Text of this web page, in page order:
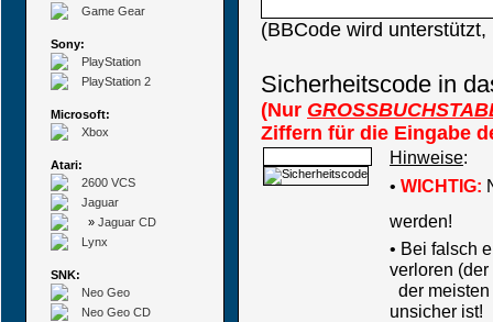
Game Gear
Sony:
PlayStation
PlayStation 2
Microsoft:
Xbox
Atari:
2600 VCS
Jaguar
» Jaguar CD
Lynx
SNK:
Neo Geo
Neo Geo CD
(BBCode wird
Sicherheitscode in
(Nur
Ziffern für die Eingabe
Hinweise:
• WICHTIG:
werden!
• Bei falsch
verloren
der
unsicher ist!